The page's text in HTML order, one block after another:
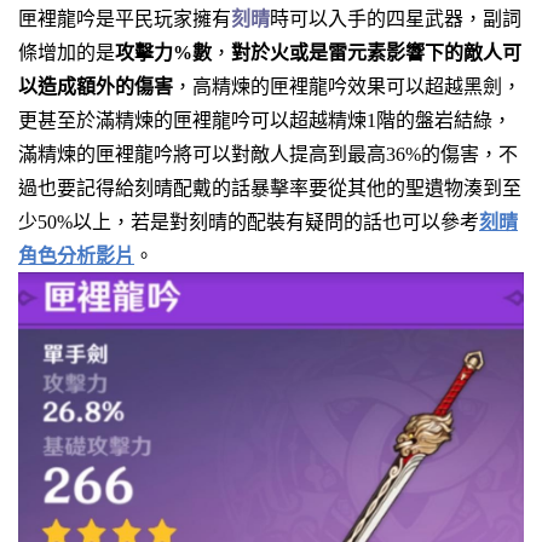
匣裡龍吟是平民玩家擁有刻晴時可以入手的四星武器，副詞
條增加的是攻擊力%數 ， 對於火或是雷元素影響下的敵人可
以造成額外的傷害 ，高精煉的匣裡龍吟效果可以超越黑劍，
更甚至於滿精煉的匣裡龍吟可以超越精煉1階的盤岩結綠，
滿精煉的匣裡龍吟將可以對敵人提高到最高36%的傷害，不
過也要記得給刻晴配戴的話暴擊率要從其他的聖遺物湊到至
少50%以上，若是對刻晴的配裝有疑問的話也可以參考刻晴
角色分析影片 。